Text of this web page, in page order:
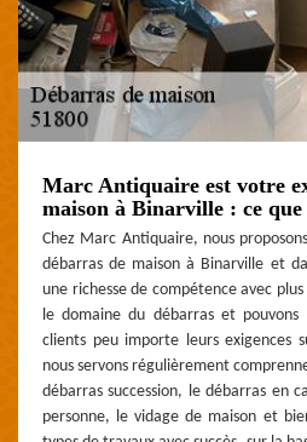
Marc Antiquaire est votre
maison à Binarville : ce que
Chez Marc Antiquaire, nous
débarras de maison à Binarville et
une richesse de compétence avec
le domaine du débarras et
clients peu importe leurs exigences
nous servons régulièrement
débarras succession, le débarras en
personne, le vidage de maison et